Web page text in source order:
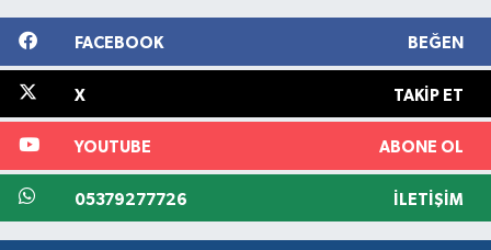
FACEBOOK BEĞEN
X TAKIP ET
YOUTUBE ABONE OL
05379277726 İLETIŞIM